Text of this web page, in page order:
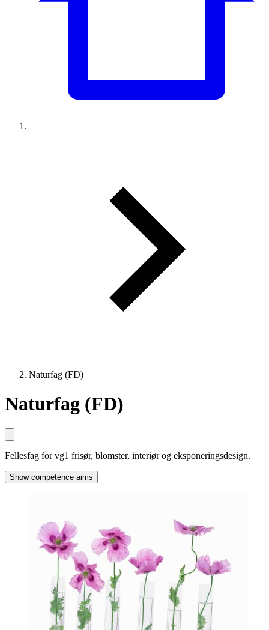
Naturfag (FD)
Naturfag (FD)
Fellesfag for vg1 frisør, blomster, interiør og eksponeringsdesign.
Show competence aims